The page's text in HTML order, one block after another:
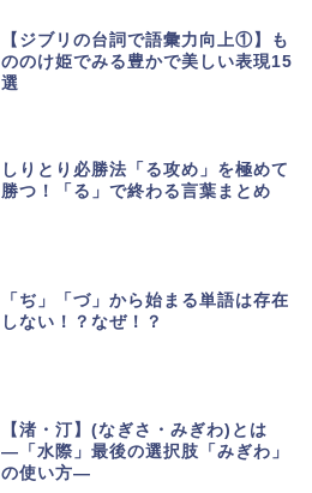
【ジブリの台詞で語彙力向上①】も
ののけ姫でみる豊かで美しい表現15
選
しりとり必勝法「る攻め」を極めて
勝つ！「る」で終わる言葉まとめ
「ぢ」「づ」から始まる単語は存在
しない！？なぜ！？
【渚・汀】(なぎさ・みぎわ)とは
―「水際」最後の選択肢「みぎわ」
の使い方―